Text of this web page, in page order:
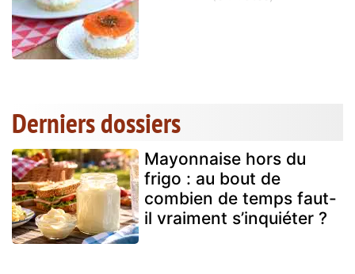
Derniers dossiers
Mayonnaise hors du
frigo : au bout de
combien de temps faut-
il vraiment s’inquiéter ?